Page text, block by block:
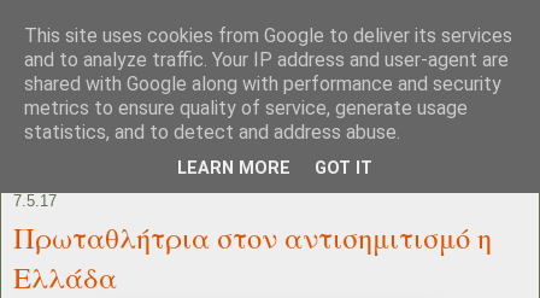
7.5.17
Πρωταθλήτρια στον αντισημιτισμό η
Ελλάδα
This site uses cookies from Google to deliver its services
and to analyze traffic. Your IP address and user-agent are
shared with Google along with performance and security
metrics to ensure quality of service, generate usage
statistics, and to detect and address abuse.
LEARN MORE GOT IT